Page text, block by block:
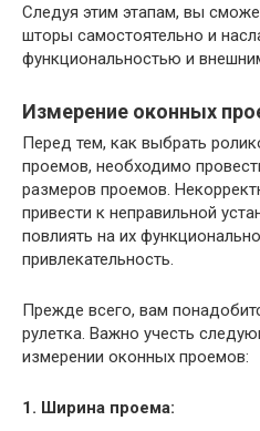
Следуя этим этапам, вы
шторы самостоятельно и
функциональностью и
Измерение оконных
Перед тем, как выбрать
проемов, необходимо
размеров проемов.
привести к неправильной
повлиять на их
привлекательность.
Прежде всего, вам
рулетка. Важно учесть
измерении оконных проемов:
1. Ширина проема: